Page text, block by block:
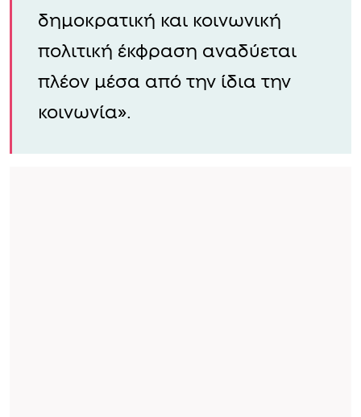
δημοκρατική και κοινωνική
πολιτική έκφραση αναδύεται
πλέον μέσα από την ίδια την
κοινωνία».